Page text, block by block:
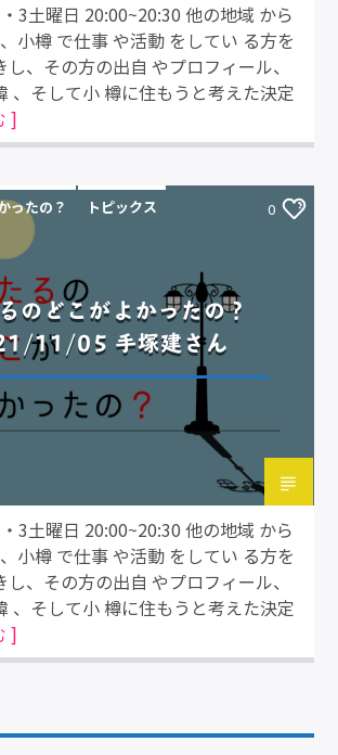
・3土曜日 20:00~20:30 他の地域 から
小樽 で仕事 や活動 をしてい る方を
、その方の出自 やプロフィール、
、そして小 樽に住もうと考えた決定
]
ったの？ トピックス 0
のどこがよかったの？
11/05 手塚建さん
・3土曜日 20:00~20:30 他の地域 から
小樽 で仕事 や活動 をしてい る方を
、その方の出自 やプロフィール、
、そして小 樽に住もうと考えた決定
]